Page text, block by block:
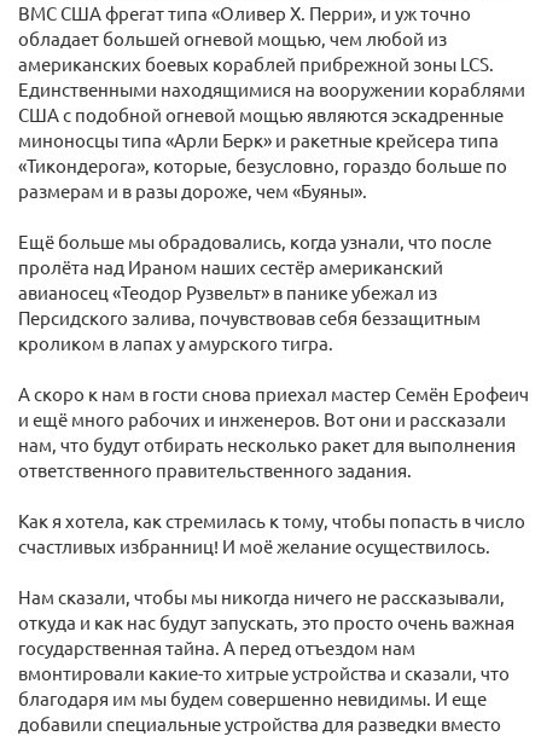
ВМС США фрегат типа «Оливер Х. Перри», и уж точно
обладает большей огневой мощью, чем любой из
американских боевых кораблей прибрежной зоны LCS.
Единственными находящимися на вооружении кораблями
США с подобной огневой мощью являются эскадренные
миноносцы типа «Арли Берк» и ракетные крейсера типа
«Тикондерога», которые, безусловно, гораздо больше по
размерам и в разы дороже, чем «Буяны».
Ещё больше мы обрадовались, когда узнали, что после
пролёта над Ираном наших сестёр американский
авианосец «Теодор Рузвельт» в панике убежал из
Персидского залива, почувствовав себя беззащитным
кроликом в лапах у амурского тигра.
А скоро к нам в гости снова приехал мастер Семён Ерофеич
и ещё много рабочих и инженеров. Вот они и рассказали
нам, что будут отбирать несколько ракет для выполнения
ответственного правительственного задания.
Как я хотела, как стремилась к тому, чтобы попасть в число
счастливых избранниц! И моё желание осуществилось.
Нам сказали, чтобы мы никогда ничего не рассказывали,
откуда и как нас будут запускать, это просто очень важная
государственная тайна. А перед отъездом нам
вмонтировали какие-то хитрые устройства и сказали, что
благодаря им мы будем совершенно невидимы. И еще
добавили специальные устройства для разведки вместо